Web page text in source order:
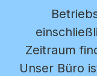
Zum Hauptinhalt
Zeitraum
Unser Büro